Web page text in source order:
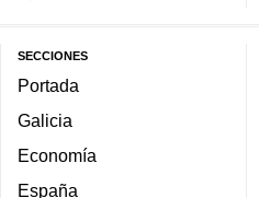
SECCIONES
Portada
Galicia
Economía
España